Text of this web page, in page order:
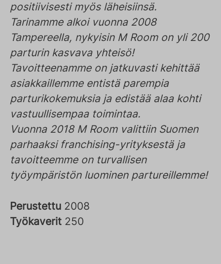
positiivisesti myös läheisiinsä.
Tarinamme alkoi vuonna 2008
Tampereella, nykyisin M Room on yli 200
parturin kasvava yhteisö!
Tavoitteenamme on jatkuvasti kehittää
asiakkaillemme entistä parempia
parturikokemuksia ja edistää alaa kohti
vastuullisempaa toimintaa.
Vuonna 2018 M Room valittiin Suomen
parhaaksi franchising-yrityksestä ja
tavoitteemme on turvallisen
työympäristön luominen partureillemme!
Perustettu 2008
Työkaverit 250